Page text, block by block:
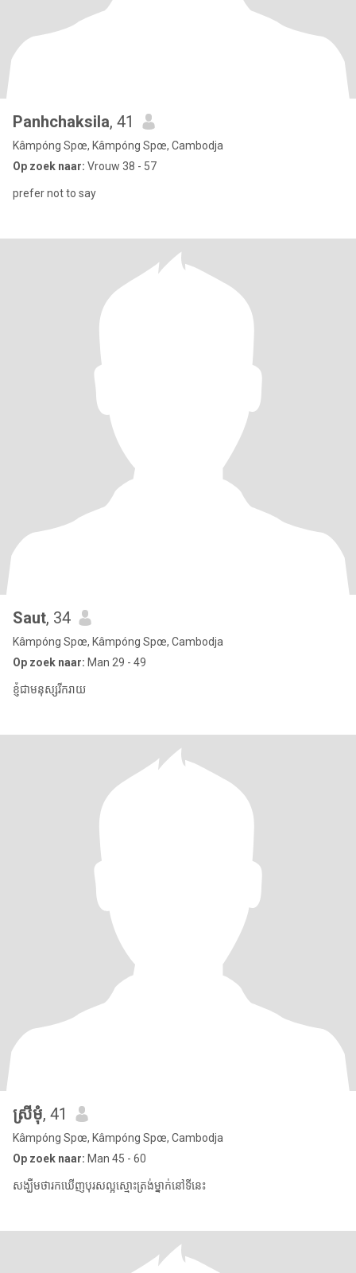
Panhchaksila, 41
Kâmpóng Spœ, Kâmpóng Spœ, Cambodja
Op zoek naar: Vrouw 38 - 57
prefer not to say
Saut, 34
Kâmpóng Spœ, Kâmpóng Spœ, Cambodja
Op zoek naar: Man 29 - 49
ខ្ញុំជាមនុស្សរីករាយ
ស្រីមុំ, 41
Kâmpóng Spœ, Kâmpóng Spœ, Cambodja
Op zoek naar: Man 45 - 60
សង្ឃឹមថារកឃើញបុរសល្អស្មោះត្រង់ម្នាក់នៅទីនេះ